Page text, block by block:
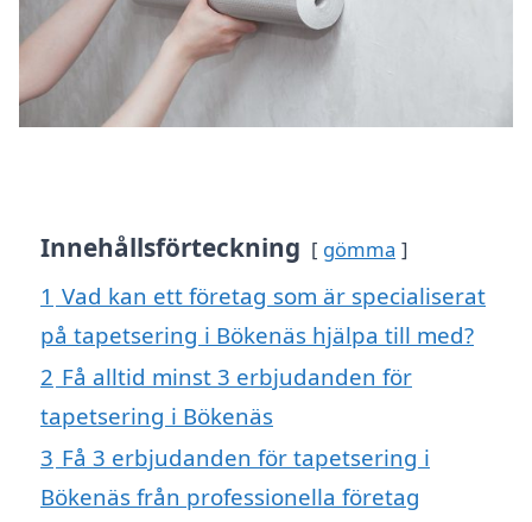
Innehållsförteckning gömma
1 Vad kan ett företag som är specialiserat
på tapetsering i Bökenäs hjälpa till med?
2 Få alltid minst 3 erbjudanden för
tapetsering i Bökenäs
3 Få 3 erbjudanden för tapetsering i
Bökenäs från professionella företag